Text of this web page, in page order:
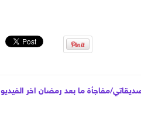
مفاجأة ما بعد رمضان اخر الفيديو